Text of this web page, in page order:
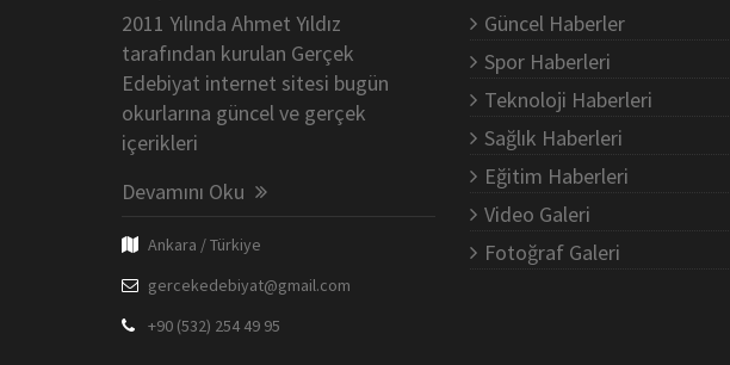
2011 Yılında Ahmet Yıldız
tarafından kurulan Gerçek
Edebiyat internet sitesi bugün
okurlarına güncel ve gerçek
içerikleri
Devamını Oku
Ankara / Türkiye
gercekedebiyat@gmail.com
+90 (532) 254 49 95
Güncel Haberler
Spor Haberleri
Teknoloji Haberleri
Sağlık Haberleri
Eğitim Haberleri
Video Galeri
Fotoğraf Galeri